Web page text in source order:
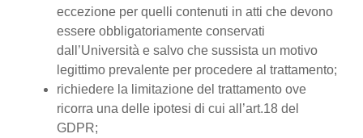
eccezione per quelli contenuti in atti che devono
essere obbligatoriamente conservati
dall’Università e salvo che sussista un motivo
legittimo prevalente per procedere al trattamento;
richiedere la limitazione del trattamento ove
ricorra una delle ipotesi di cui all’art.18 del
GDPR;